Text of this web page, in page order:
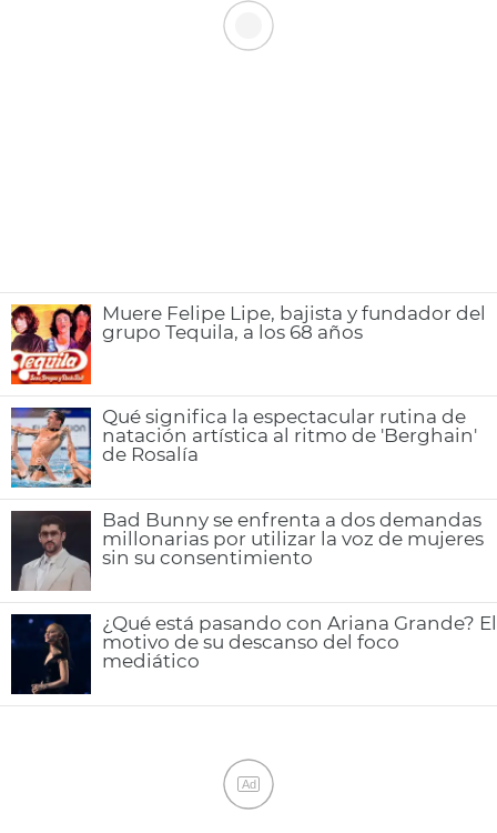
Muere Felipe Lipe, bajista y fundador del
grupo Tequila, a los 68 años
Qué significa la espectacular rutina de
natación artística al ritmo de 'Berghain'
de Rosalía
Bad Bunny se enfrenta a dos demandas
millonarias por utilizar la voz de mujeres
sin su consentimiento
¿Qué está pasando con Ariana Grande? El
motivo de su descanso del foco
mediático
Ad